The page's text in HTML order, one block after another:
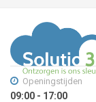
Openingstijden
09:00 - 17:00